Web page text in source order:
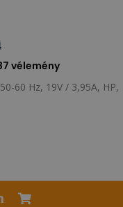
vélemény
60 Hz, 19V / 3,95A, HP,